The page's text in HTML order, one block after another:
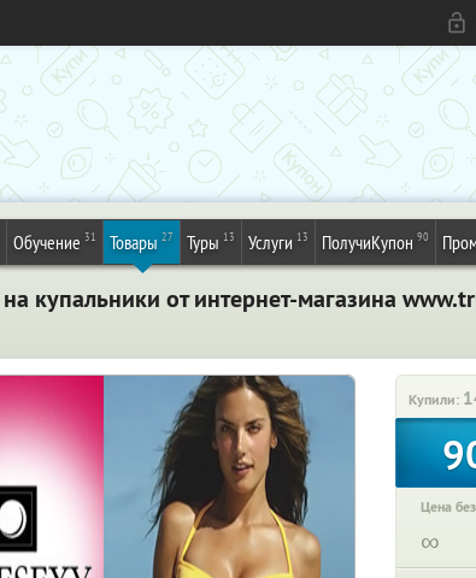
Обучение 31 Товары 27 Туры 13 Услуги 13 ПолучиКупон 90
на купальники от интернет-магазина
Купили:
Цена
∞